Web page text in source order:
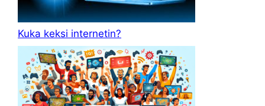
Kuka keksi internetin?